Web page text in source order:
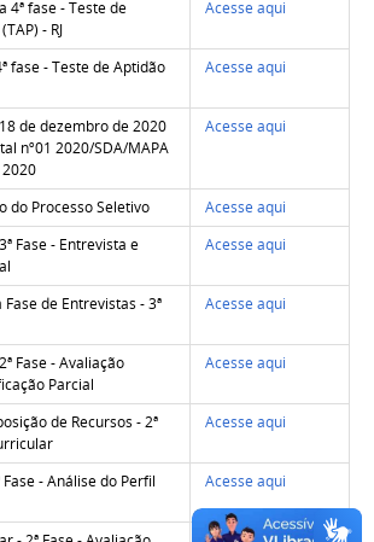
4ª fase - Teste de
- RJ
Acesse aqui
fase - Teste de Aptidão
Acesse aqui
de dezembro de 2020
nº01 2020/SDA/MAPA
Acesse aqui
do Processo Seletivo
Acesse aqui
Fase - Entrevista e
Acesse aqui
de Entrevistas - 3ª
Acesse aqui
Fase - Avaliação
Parcial
Acesse aqui
de Recursos - 2ª
Acesse aqui
Fase - Análise do Perfil
Acesse aqui